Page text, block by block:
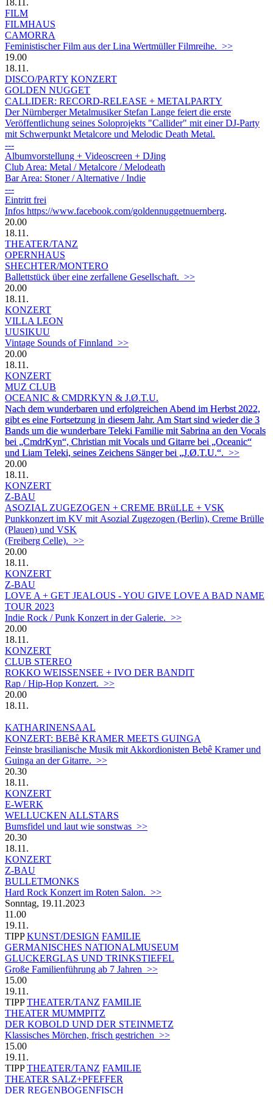
FILM
FILMHAUS
CAMORRA
Feministischer Film aus der Lina Wertmüller Filmreihe. >>
19.00
18.11.
DISCO/PARTY KONZERT
GOLDEN NUGGET
CALLIDER: RECORD-RELEASE + METALPARTY
Der Nürnberger Metalmusiker Stefan Lange feiert die erste
Veröffentlichung seines Soloprojekts "Callider" mit einer DJ-Party
mit Schwerpunkt Metalcore und Melodic Death Metal.
---
Albumvorstellung + Videoscreen + DJing
Club Area: Metal / Metalcore / Melodeath
Bar Area: Stoner / Alternative / Indie
---
Eintritt frei
Infos https://www.facebook.com/goldennuggetnuernberg.
20.00
18.11.
THEATER/TANZ
OPERNHAUS
SHECH­TER/​MON­TE­RO
Ballettstück über eine zerfallene Gesellschaft. >>
20.00
18.11.
KONZERT
VILLA LEON
UUSIKUU
Vintage Sounds of Finnland >>
20.00
18.11.
KONZERT
MUZ CLUB
OCEANIC & CMDRKYN & J.Ø.T.U.
Nach dem wunderbaren und erfolgreichen Abend im Herbst 2022,
gibt es eine Fortsetzung in diesem Jahr. Am Start sind wieder die 3
Bands um die wunderbare Teleki Familie mit Sabrina an den Vocals
bei „CmdrKyn“, Christian mit Vocals und Gitarre bei „Oceanic“
und Liam Teleki, seines Zeichens Sänger bei „J.Ø.T.U.“. >>
20.00
18.11.
KONZERT
Z-BAU
ASOZIAL ZUGEZOGEN + CREME BRüLLE + VSK
Punkkonzert im KV mit Asozial Zugezogen (Berlin), Creme Brülle
(Plauen) und VSK
(Freiberg Celle). >>
20.00
18.11.
KONZERT
Z-BAU
LOVE A + GET JEALOUS - YOU GIVE LOVE A BAD NAME
TOUR 2023
Indie Rock / Punk Konzert in der Galerie. >>
20.00
18.11.
KONZERT
CLUB STEREO
ROKKO WEISSENSEE + IVO DER BANDIT
Rap / Hip-Hop Konzert. >>
20.00
18.11.
KATHARINENSAAL
KONZERT: BEBê KRAMER MEETS GUINGA
Feinste brasilianische Musik mit Akkordionisten Bebê Kramer und
Guinga an der Gitarre. >>
20.30
18.11.
KONZERT
E-WERK
WELLUCKEN ALLSTARS
Bumsfidel und laut wie sonstwas >>
20.30
18.11.
KONZERT
Z-BAU
BULLETMONKS
Hard Rock Konzert im Roten Salon. >>
Sonntag, 19.11.2023
11.00
19.11.
TIPP KUNST/DESIGN FAMILIE
GERMANISCHES NATIONALMUSEUM
GLUCKERGLAS UND TRINKSTIEFEL
Große Familienführung ab 7 Jahren >>
15.00
19.11.
TIPP THEATER/TANZ FAMILIE
THEATER MUMMPITZ
DER KOBOLD UND DER STEINMETZ
Klassisches Mörchen, frisch gestrichen >>
15.00
19.11.
TIPP THEATER/TANZ FAMILIE
THEATER SALZ+PFEFFER
DER REGENBOGENFISCH